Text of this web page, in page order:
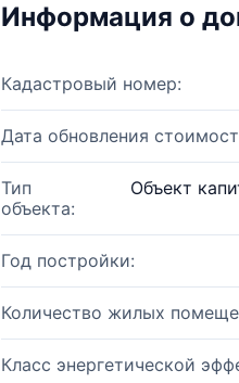
Информация о
Кадастровый номер:
Дата обновления
Тип
объекта:
Объект
Год постройки:
Количество жилых
Класс энергетической